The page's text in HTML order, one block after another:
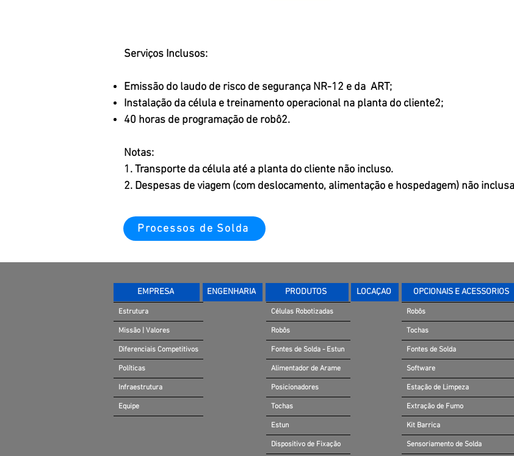
Serviços Inclusos:
Emissão do laudo de risco de segurança NR-12 e da ART;
Instalação da célula e treinamento operacional na planta do cliente2;
40 horas de programação de robô2.
Notas:
1. Transporte da célula até a planta do cliente não incluso.
2. Despesas de viagem (com deslocamento, alimentação e hospedagem) não
Processos de Solda
EMPRESA ENGENHARIA
Estrutura
Missão | Valores
Diferenciais Competitivos
Políticas
Infraestrutura
Equipe
PRODUTOS LOCAÇÃO
Células Robotizadas
Robôs
Fontes de Solda - Estun
Alimentador de Arame
Posicionadores
Tochas
Estun
Dispositivo de Fixação
OPCIONAIS E ACESSÓRIOS
Robôs
Tochas
Fontes de Solda
Software
Estação de Limpeza
Extração de Fumo
Kit Barrica
Sensoriamento de Solda